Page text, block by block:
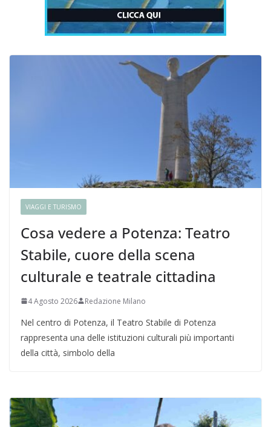
VIAGGI E TURISMO
Cosa vedere a Potenza: Teatro
Stabile, cuore della scena
culturale e teatrale cittadina
4 Agosto 2026 Redazione Milano
Nel centro di Potenza, il Teatro Stabile di Potenza
rappresenta una delle istituzioni culturali più importanti
della città, simbolo della